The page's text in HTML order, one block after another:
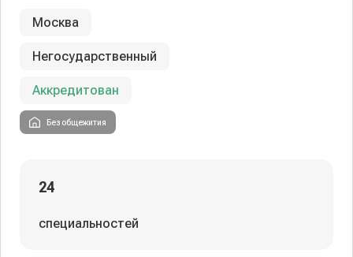
Москва
Негосударственный
Аккредитован
Без общежития
24
специальностей